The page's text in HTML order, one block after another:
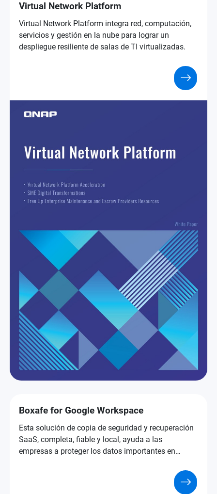
Virtual Network Platform
Virtual Network Platform integra red, computación,
servicios y gestión en la nube para lograr un
despliegue resiliente de salas de TI virtualizadas.
Boxafe for Google Workspace
Esta solución de copia de seguridad y recuperación
SaaS, completa, fiable y local, ayuda a las
empresas a proteger los datos importantes en